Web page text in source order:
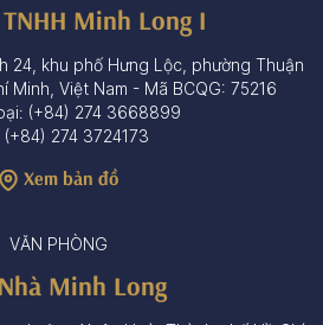
Minh Long I
24, khu phố Hưng Lộc, phường Thuận
Minh, Việt Nam - Mã BCQG: 75216
(+84) 274 3668899
(+84) 274 3724173
Xem bản đồ
VĂN PHÒNG
Minh Long